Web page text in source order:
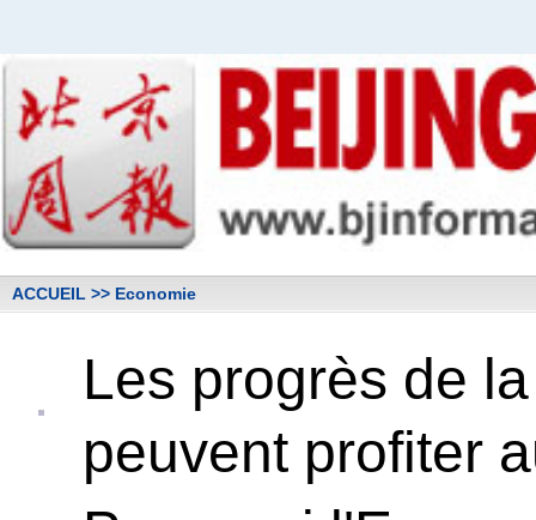
ACCUEIL >> Economie
Les progrès de
peuvent profiter